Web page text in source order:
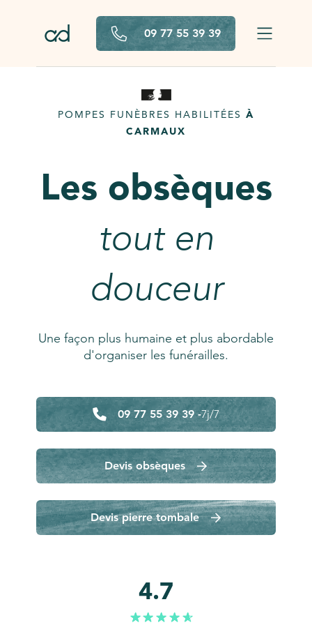
09 77 55 39 39
POMPES FUNÈBRES HABILITÉES À
CARMAUX
Les obsèques
tout en
douceur
Une façon plus humaine et plus abordable
d'organiser les funérailles.
09 77 55 39 39 -7j/7
Devis obsèques
Devis pierre tombale
4.7